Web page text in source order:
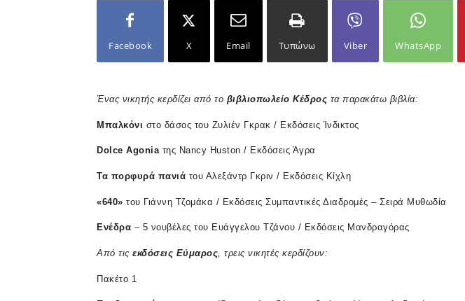
Facebook X Email Τυπώνω Viber WhatsApp
Ένας νικητής κερδίζει από το βιβλιοπωλείο Κέδρος τα παρακάτω βιβλία:
Μπαλκόνι στο δάσος του Ζυλιέν Γκρακ / Εκδόσεις Ίνδικτος
Dolce Agoniaτης Nancy Huston / Εκδόσεις Άγρα
Τα πορφυρά πανιά του Αλεξάντρ Γκριν / Εκδόσεις Κίχλη
«640» του Γιάννη Τζομάκα / Εκδόσεις Συμπαντικές Διαδρομές – Σειρά Μυθωδία
Ενέδρα – 5 νουβέλες του Ευάγγελου Τζάνου / Εκδόσεις Μανδραγόρας
Από τις εκδόσεις Εύμαρος, τρεις νικητές κερδίζουν:
Πακέτο 1